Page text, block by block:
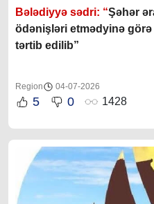
Bələdiyyə sədri: “Şəhər
ödənişləri etmədyinə
tərtib edilib”
Region 04-07-2026
5 0 1428